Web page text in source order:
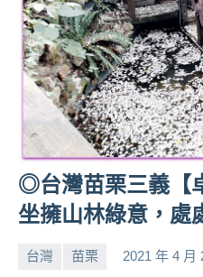
國
旅
遊
書
者、
發
表
會
活
◎台灣苗栗三義【
坐擁山林綠意，處
台灣 苗栗 2021 年 4 月
小
No